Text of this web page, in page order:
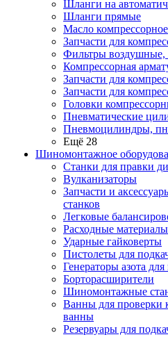
Шланги на
Шланги прямые
Масло компрессорное
Запчасти для
Фильтры воздушные,
Компрессорная
Запчасти для
Запчасти для
Головки
Пневматические
Пневмоцилиндры,
Ещё 28
Шиномонтажное
Станки для правки
Вулканизаторы
Запчасти и
станков
Легковые
Расходные
Ударные гайковерты
Пистолеты для
Генераторы азота
Борторасширители
Шиномонтажные
Ванны для проверки
ванны
Резервуары для